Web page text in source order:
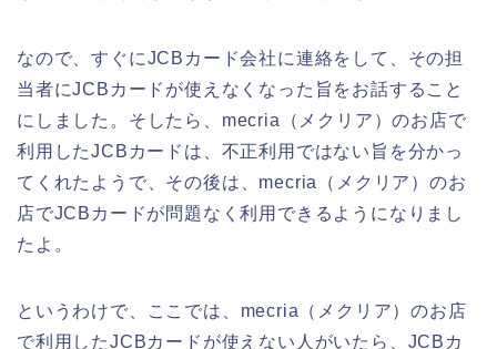
なので、すぐにJCBカード会社に連絡をして、その担
当者にJCBカードが使えなくなった旨をお話すること
にしました。そしたら、mecria（メクリア）のお店で
利用したJCBカードは、不正利用ではない旨を分かっ
てくれたようで、その後は、mecria（メクリア）のお
店でJCBカードが問題なく利用できるようになりまし
たよ。
というわけで、ここでは、mecria（メクリア）のお店
で利用したJCBカードが使えない人がいたら、JCBカ